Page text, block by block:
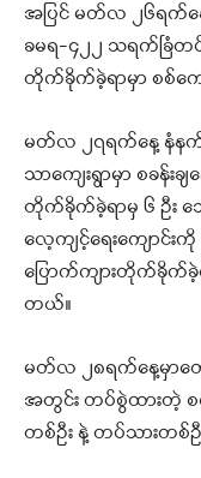
အပြင် မတ်လ ၂၆ရက်နေ့
ခမရ-၄၂၂ သရက်ခြံတ
တိုက်ခိုက်ခဲ့ရာမှာ စစ်က
မတ်လ ၂၇ရက်နေ့ နံနက်
သာကျေးရွာမှာ စခန်း
တိုက်ခိုက်ခဲ့ရာမှ ၆ ဦး
လေ့ကျင့်ရေးကျောင်း
ပြောက်ကျားတိုက်ခိုက်ခဲ့
တယ်။
မတ်လ ၂၈ရက်နေ့မှာတေ
အတွင်း တပ်စွဲထားတဲ့
တစ်ဦး နဲ့ တပ်သားတ